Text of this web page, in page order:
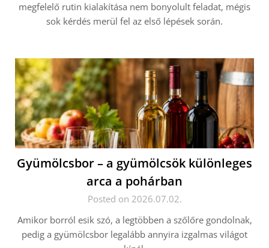
megfelelő rutin kialakítása nem bonyolult feladat, mégis
sok kérdés merül fel az első lépések során.
Gyümölcsbor – a gyümölcsök különleges
arca a pohárban
Posted on 2026.07.02.
Amikor borról esik szó, a legtöbben a szőlőre gondolnak,
pedig a gyümölcsbor legalább annyira izgalmas világot